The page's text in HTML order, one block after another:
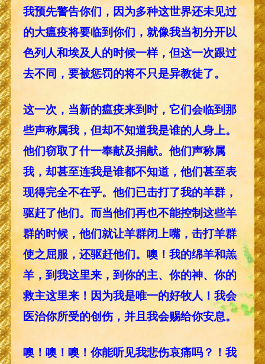
我预先警告你们，因为多种这世界还未见过
的大瘟疫将要临到你们，就像我当初分开以
色列人和埃及人的时候一样，但这一次跟过
去不同，要被惩罚的将不只是异教徒了。
这一次，当新的瘟疫来到时，它们会临到那
些声称属我，但却不知道我是谁的人身上。
他们窃取了什一奉献及捐献。他们声称属
我，却甚至连我是谁都不知道，他们甚至表
现得完全不在乎。他们已击打了我的羊群，
驱赶了他们。而当他们再也不能控制这些羊
群的时候，他们就让羊群闭上嘴，击打羊群
使之屈服，还驱赶他们。噢！我的绵羊和羔
羊，到我这里来，到你的主、你的神、你的
救主这里来！因为我是唯一的好牧人！我会
医治你所受的创伤，并且我会赐给你安息。
噢！噢！噢！你能听见我悲伤哀痛吗？！我